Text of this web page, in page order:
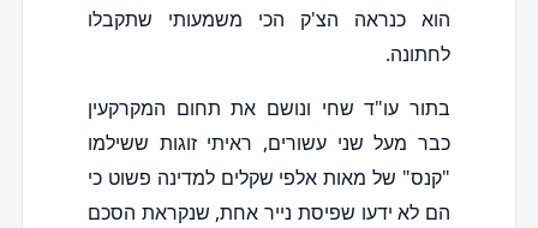
הוא כנראה הצ'ק הכי משמעותי שתקבלו
לחתונה.
בתור עו"ד שחי ונושם את תחום המקרקעין
כבר מעל שני עשורים, ראיתי זוגות ששילמו
"קנס" של מאות אלפי שקלים למדינה פשוט כי
הם לא ידעו שפיסת נייר אחת, שנקראת הסכם